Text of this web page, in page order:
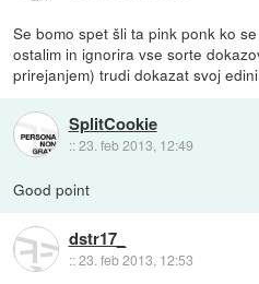
Se bomo spet šli ta pink ponk ko
ostalim in ignorira vse sorte
prirejanjem) trudi dokazat svoj
SplitCookie
::23. feb 2013, 12:49
Good point
dstr17_
::23. feb 2013, 12:53